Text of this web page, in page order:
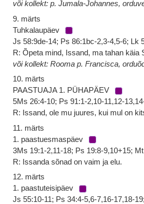
või kollekt: p. Jumala-Johannes,
9. märts
Tuhkalaupäev
Js 58:9de-14; Ps 86:1bc-2,3-4,5-6; Lk
R: Õpeta mind, Issand, ma tahan käia
või kollekt: Rooma p. Francisca,
10. märts
PAASTUAJA 1. PÜHAPÄEV
5Ms 26:4-10; Ps 91:1-2,10-11,12-
R: Issand, ole mu juures, kui mul on
11. märts
1. paastuesmaspäev
3Ms 19:1-2,11-18; Ps 19:8-9,10+15;
R: Issanda sõnad on vaim ja elu.
12. märts
1. paastuteisipäev
Js 55:10-11; Ps 34:4-5,6-7,16-17,18-